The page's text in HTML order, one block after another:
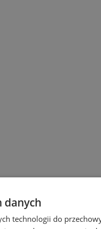
danych
technologii do